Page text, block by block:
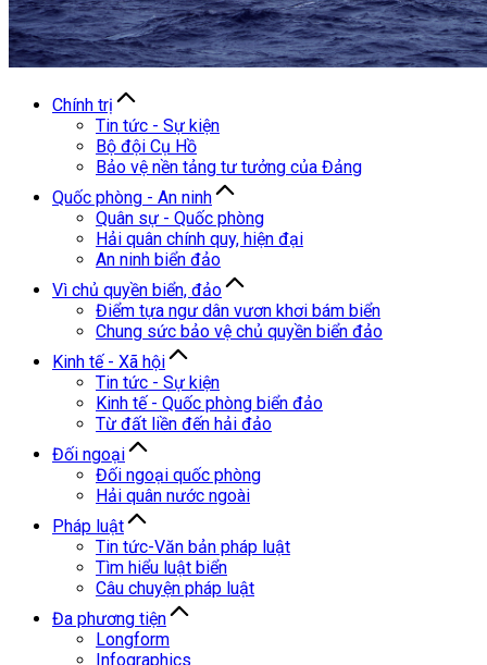
Chính trị
Tin tức - Sự kiện
Bộ đội Cụ Hồ
Bảo vệ nền tảng tư tưởng của Đảng
Quốc phòng - An ninh
Quân sự - Quốc phòng
Hải quân chính quy, hiện đại
An ninh biển đảo
Vì chủ quyền biển, đảo
Điểm tựa ngư dân vươn khơi bám biển
Chung sức bảo vệ chủ quyền biển đảo
Kinh tế - Xã hội
Tin tức - Sự kiện
Kinh tế - Quốc phòng biển đảo
Từ đất liền đến hải đảo
Đối ngoại
Đối ngoại quốc phòng
Hải quân nước ngoài
Pháp luật
Tin tức-Văn bản pháp luật
Tìm hiểu luật biển
Câu chuyện pháp luật
Đa phương tiện
Longform
Infographics